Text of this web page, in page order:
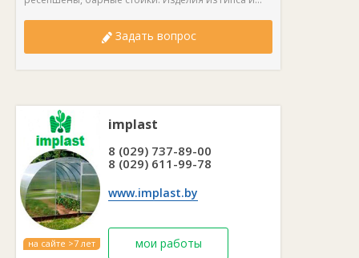
Задать вопрос
на сайте >7 лет
implast
8 (029) 737-89-00
8 (029) 611-99-78
www.implast.by
мои работы